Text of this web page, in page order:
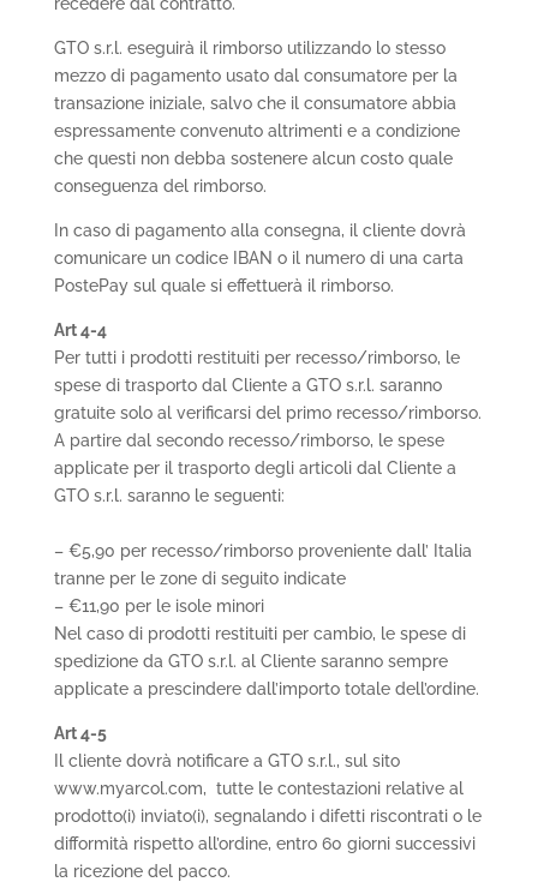
GTO s.r.l. eseguirà il rimborso utilizzando lo stesso
mezzo di pagamento usato dal consumatore per la
transazione iniziale, salvo che il consumatore abbia
espressamente convenuto altrimenti e a condizione
che questi non debba sostenere alcun costo quale
conseguenza del rimborso.
In caso di pagamento alla consegna, il cliente dovrà
comunicare un codice IBAN o il numero di una carta
PostePay sul quale si effettuerà il rimborso.
Art 4-4
Per tutti i prodotti restituiti per recesso/rimborso, le
spese di trasporto dal Cliente a GTO s.r.l. saranno
gratuite solo al verificarsi del primo recesso/rimborso.
A partire dal secondo recesso/rimborso, le spese
applicate per il trasporto degli articoli dal Cliente a
GTO s.r.l. saranno le seguenti:
– €5,90 per recesso/rimborso proveniente dall’ Italia
tranne per le zone di seguito indicate
– €11,90 per le isole minori
Nel caso di prodotti restituiti per cambio, le spese di
spedizione da GTO s.r.l. al Cliente saranno sempre
applicate a prescindere dall’importo totale dell’ordine.
Art 4-5
Il cliente dovrà notificare a GTO s.r.l., sul sito
www.myarcol.com, tutte le contestazioni relative al
prodotto(i) inviato(i), segnalando i difetti riscontrati o le
difformità rispetto all’ordine, entro 60 giorni successivi
la ricezione del pacco.